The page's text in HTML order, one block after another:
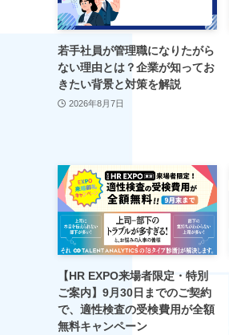
若手社員が管理職になりたがら
ない理由とは？企業が知ってお
きたい背景と対策を解説
2026年8月7日
【HR EXPO来場者限定・特別
ご案内】9月30日までのご契約
で、適性検査の受検費用が全額
無料キャンペーン